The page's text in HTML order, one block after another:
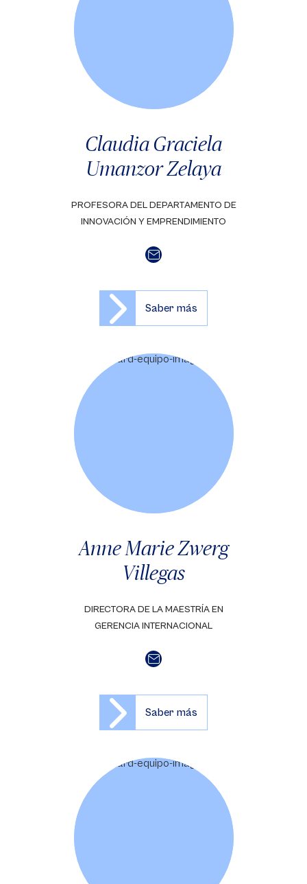
Claudia Graciela
Umanzor Zelaya
PROFESORA DEL DEPARTAMENTO DE
INNOVACIÓN Y EMPRENDIMIENTO
Saber más
Anne Marie Zwerg
Villegas
DIRECTORA DE LA MAESTRÍA EN
GERENCIA INTERNACIONAL
Saber más